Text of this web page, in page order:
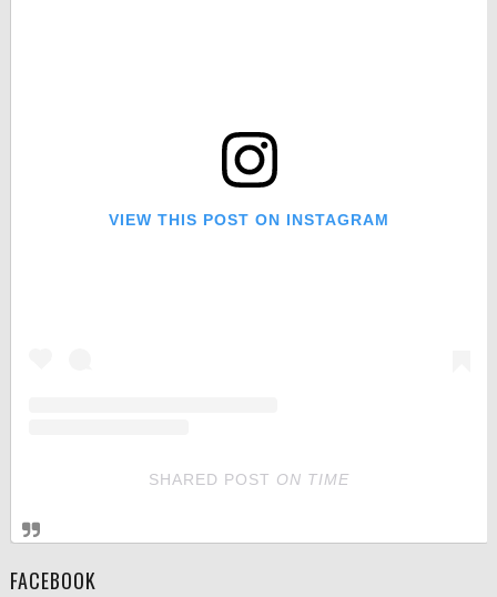
VIEW THIS POST ON INSTAGRAM
SHARED POST ON TIME
FACEBOOK